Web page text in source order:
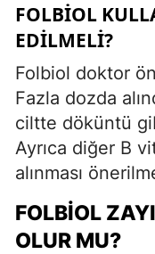
FOLBIOL
EDILMELI?
Folbiol doktor
Fazla dozda
ciltte döküntü
Ayrıca diğer B
alınması
FOLBIOL
OLUR MU?